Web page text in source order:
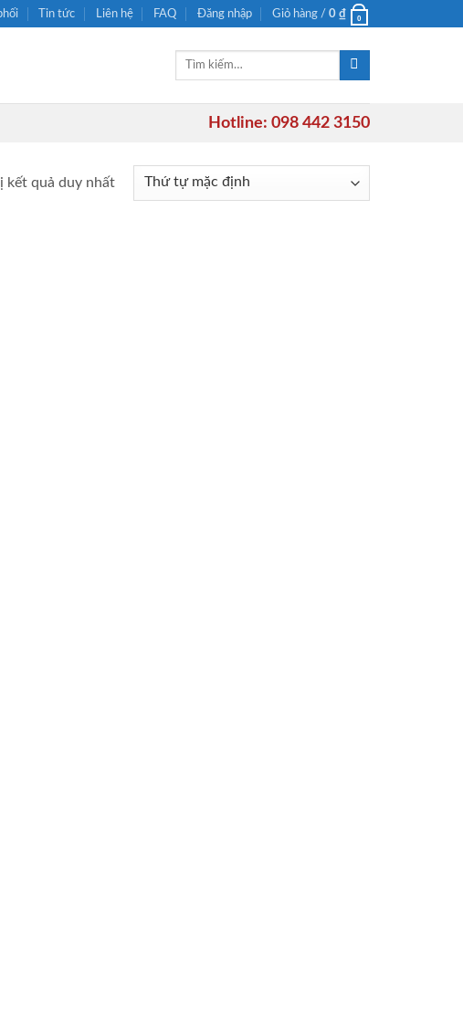
Tin tức Liên hệ FAQ Đăng nhập Giỏ hàng / 0 ₫ 0
Tìm
Hotline: 098 442 3150
kết quả duy nhất